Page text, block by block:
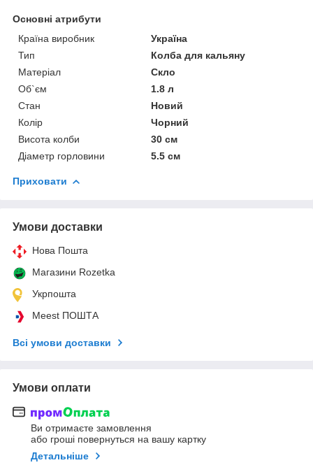
Основні атрибути
Країна виробник
Україна
Тип
Колба для кальяну
Матеріал
Скло
Об`єм
1.8 л
Стан
Новий
Колір
Чорний
Висота колби
30 см
Діаметр горловини
5.5 см
Приховати
Умови доставки
Нова Пошта
Магазини Rozetka
Укрпошта
Meest ПОШТА
Всі умови доставки
Умови оплати
Ви отримаєте замовлення
або гроші повернуться на вашу картку
Детальніше